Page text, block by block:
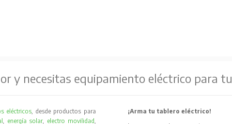
y necesitas equipamiento eléctrico para
eléctricos, desde productos para
, energía solar, electro movilidad,
¡Arma tu tablero eléctrico!